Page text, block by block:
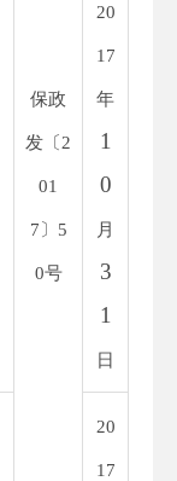
保政
发〔 2
01
7 〕 5
0号
20
1 7
年
1
0
月
3
1
日
20
1 7